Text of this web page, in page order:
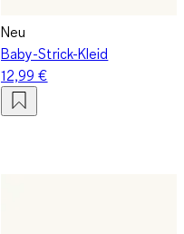
Neu
Baby-Strick-Kleid
12,99 €